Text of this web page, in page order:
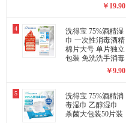
￥ 19.90
4
洗得宝 75%酒精湿
巾 一次性消毒酒精
棉片大号 单片独立
包装 免洗洗手消毒
￥9.90
5
洗得宝 75%酒精消
毒湿巾 乙醇湿巾
杀菌大包装50片装